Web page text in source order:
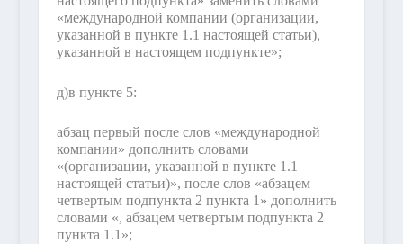
«международной компании (организации,
указанной в пункте 1.1 настоящей статьи),
указанной в настоящем подпункте»;
д)в пункте 5:
абзац первый после слов «международной
компании» дополнить словами
«(организации, указанной в пункте 1.1
настоящей статьи)», после слов «абзацем
четвертым подпункта 2 пункта 1» дополнить
словами «, абзацем четвертым подпункта 2
пункта 1.1»;